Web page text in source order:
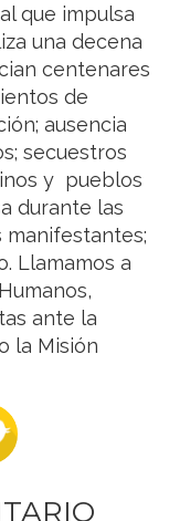
que impulsa
una decena
centenares
de
ausencia
secuestros
y pueblos
durante las
manifestantes;
Llamamos a
ante la
la Misión